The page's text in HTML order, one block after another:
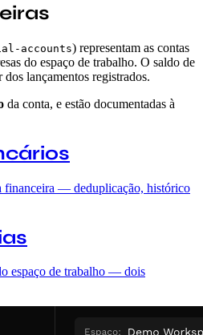
accounts) representam as contas
do espaço de trabalho. O saldo de
lançamentos registrados.
da conta, e estão documentadas à
financeira — deduplicação, histórico
espaço de trabalho — dois